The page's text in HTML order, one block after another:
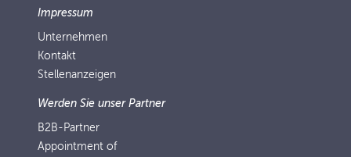
Impressum
Unternehmen
Kontakt
Stellenanzeigen
Werden Sie unser Partner
B2B-Partner
Appointment of